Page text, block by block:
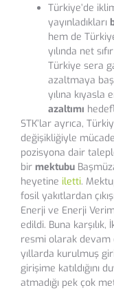
Türkiye’de
yayınladıkları
hem de
yılında net
Türkiye sera
azaltmaya
yılına kıyasla
azaltımı
STK’lar ayrıca,
değişikliğiyle
pozisyona dair
bir mektubu
heyetine iletti.
fosil yakıtlardan
Enerji ve Enerji
edildi. Buna karşılık,
resmi olarak devam
yıllarda kurulmuş
girişime katıldığını
atmadığı pek çok